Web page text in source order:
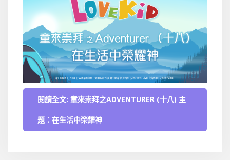
閱讀全文: 童來崇拜之ADVENTURER (十八) 主
題：在生活中榮耀神